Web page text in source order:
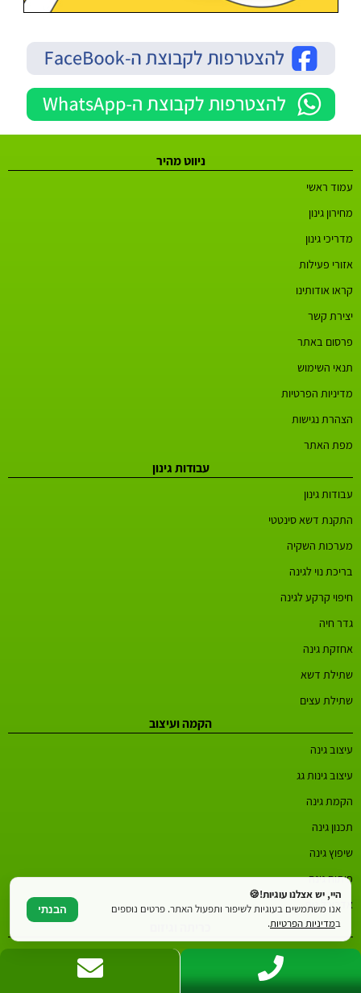
ניווט מהיר
עמוד ראשי
מחירון גינון
מדריכי גינון
אזורי פעילות
קראו אודותינו
יצירת קשר
פרסום באתר
תנאי השימוש
מדיניות הפרטיות
הצהרת נגישות
מפת האתר
עבודות גינון
עבודות גינון
התקנת דשא סינטטי
מערכות השקיה
בריכת נוי לגינה
חיפוי קרקע לגינה
גדר חיה
אחזקת גינה
שתילת דשא
שתילת עצים
הקמה ועיצוב
עיצוב גינה
עיצוב גינות גג
הקמת גינה
תכנון גינה
שיפוץ גינה
פיתוח גינה
אדריכל נוף
כריתת עצים
גיזום עצים
היי, יש אצלנו עוגיות!🍪
אנו משתמשים בעוגיות לשיפור ותפעול האתר. פרטים נוספים
במדיניות הפרטיות.
הבנתי